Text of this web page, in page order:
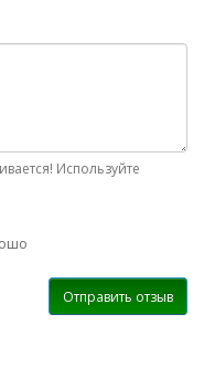
Используйте
Отправить отзыв